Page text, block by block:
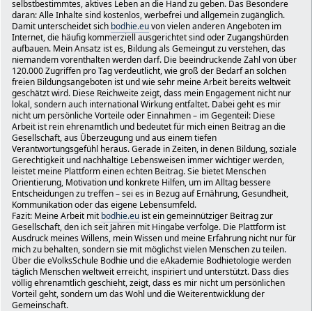
🎼 https://bodhie.eu/simple/index.php/topic,636.0.html
Post: Ronald Schwab; 1150 Wien-Fünfhaus;
Post postlagernd: Ronald "Johannes DeClaire" Schwab
c/o: ULClub
JBC Business Service
Gumpendorferstrasse 142
PA 1065 Wien/Vienna - � Österreich/Austria-EU
Bodhietologie (Gründer; Mentor & Administrator)
HptHP: https://bodhie.eu
📧 office@bodhie.eu 📧
Peace in Time- P.i.T - "Frieden in der Zeit"
each lives matter - Jedes Leben ist wichtig!
Ich freue mich auf eine mögliche Zusammenarbeit oder
Ideen.
Mit freundlichen Grüßen,
Bodhie Ronald "Ronnie" Johannes deClaire Schwab
Ronald Schwab (211691062)
Ronnie, der GitarrenSpieler.
🇦🇹 Unverdrossen mit einem Servus aus Wien!
⭐️ Bodhie Ronald "ronnie" Johannes deClaire Schwab
🏳 Bodhietologie (Gründer; Mentor & Administrator)
● Lebenslauf SuperVisor Gastronomie ★
https://bodhie.eu/simple/index.php/topic,8.0.html
★ Bodhietologe Ï https://bodhie.eu Ï https://
https://www.akademos.at
selbstbestimmtes, aktives Leben an die Hand zu geben. Das Besondere
daran: Alle Inhalte sind kostenlos, werbefrei und allgemein zugänglich.
Damit unterscheidet sich bodhie.euvon vielen anderen Angeboten im
Internet, die häufig kommerziell ausgerichtet sind oder Zugangshürden
aufbauen. Mein Ansatz ist es, Bildung als Gemeingut zu verstehen, das
niemandem vorenthalten werden darf. Die beeindruckende Zahl von über
120.000 Zugriffen pro Tag verdeutlicht, wie groß der Bedarf an solchen
freien Bildungsangeboten ist und wie sehr meine Arbeit bereits weltweit
geschätzt wird. Diese Reichweite zeigt, dass mein Engagement nicht nur
lokal, sondern auch international Wirkung entfaltet. Dabei geht es mir
nicht um persönliche Vorteile oder Einnahmen – im Gegenteil: Diese
Arbeit ist rein ehrenamtlich und bedeutet für mich einen Beitrag an die
Gesellschaft, aus Überzeugung und aus einem tiefen
Verantwortungsgefühl heraus. Gerade in Zeiten, in denen Bildung, soziale
Gerechtigkeit und nachhaltige Lebensweisen immer wichtiger werden,
leistet meine Plattform einen echten Beitrag. Sie bietet Menschen
Orientierung, Motivation und konkrete Hilfen, um im Alltag bessere
Entscheidungen zu treffen – sei es in Bezug auf Ernährung, Gesundheit,
Kommunikation oder das eigene Lebensumfeld.
Fazit: Meine Arbeit mit bodhie.eu ist ein gemeinnütziger Beitrag zur
Gesellschaft, den ich seit Jahren mit Hingabe verfolge. Die Plattform ist
Ausdruck meines Willens, mein Wissen und meine Erfahrung nicht nur für
mich zu behalten, sondern sie mit möglichst vielen Menschen zu teilen.
Über die eVolksSchule Bodhie und die eAkademie Bodhietologie werden
täglich Menschen weltweit erreicht, inspiriert und unterstützt. Dass dies
völlig ehrenamtlich geschieht, zeigt, dass es mir nicht um persönlichen
Vorteil geht, sondern um das Wohl und die Weiterentwicklung der
Gemeinschaft.